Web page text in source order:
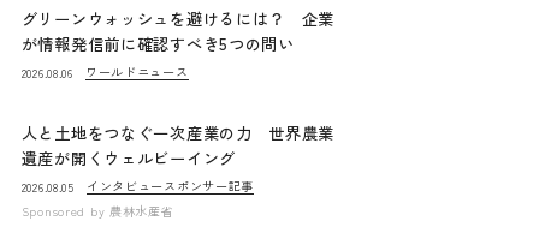
グリーンウォッシュを避けるには？ 企業
が情報発信前に確認すべき5つの問い
2026.08.06 ワールドニュース
人と土地をつなぐ一次産業の力 世界農業
遺産が開くウェルビーイング
2026.08.05 インタビュー スポンサー記事
Sponsored by 農林水産省